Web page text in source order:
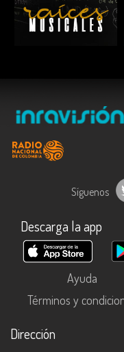
ESCUCHAR
Síguenos
Descarga la app
Ayuda
Términos y
Dirección